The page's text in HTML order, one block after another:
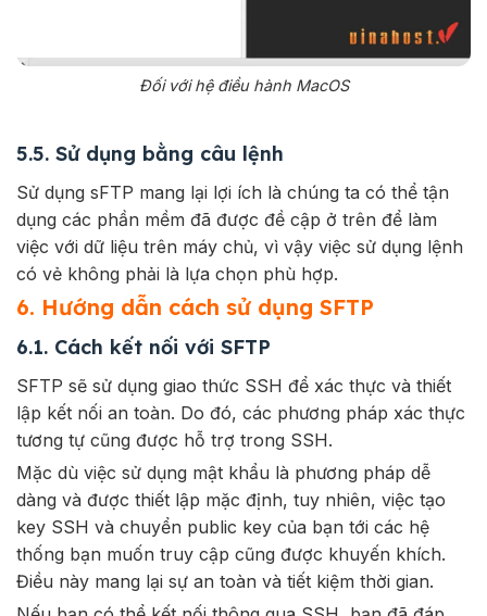
Đối với hệ điều hành MacOS
5.5. Sử dụng bằng câu lệnh
Sử dụng sFTP mang lại lợi ích là chúng ta có thể tận
dụng các phần mềm đã được đề cập ở trên để làm
việc với dữ liệu trên máy chủ, vì vậy việc sử dụng lệnh
có vẻ không phải là lựa chọn phù hợp.
6. Hướng dẫn cách sử dụng SFTP
6.1. Cách kết nối với SFTP
SFTP sẽ sử dụng giao thức SSH để xác thực và thiết
lập kết nối an toàn. Do đó, các phương pháp xác thực
tương tự cũng được hỗ trợ trong SSH.
Mặc dù việc sử dụng mật khẩu là phương pháp dễ
dàng và được thiết lập mặc định, tuy nhiên, việc tạo
key SSH và chuyển public key của bạn tới các hệ
thống bạn muốn truy cập cũng được khuyến khích.
Điều này mang lại sự an toàn và tiết kiệm thời gian.